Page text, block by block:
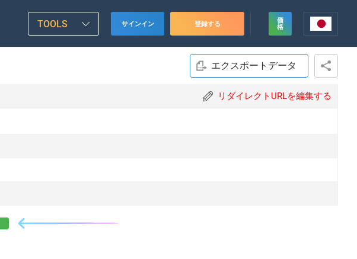
TOOLS サインイン 登録する
価
格
エクスポートデータ
リダイレクトURLを編集する